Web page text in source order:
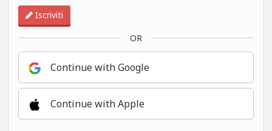
Iscriviti
OR
Continue with Google
Continue with Apple